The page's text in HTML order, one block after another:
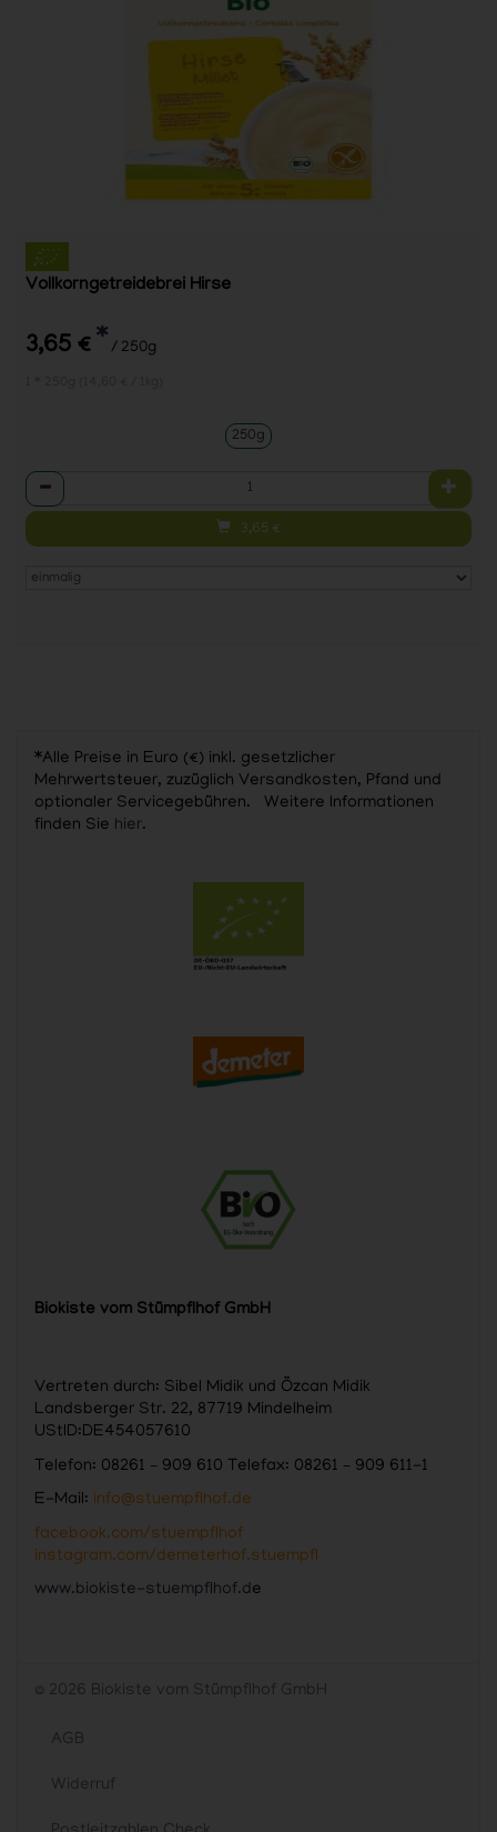
Vollkorngetreidebrei Hirse
3,65 € * / 250g
250g
Anzahl
3,65 €
*Alle Preise in Euro (€) inkl. gesetzlicher
Mehrwertsteuer, zuzüglich Versandkosten, Pfand und
optionaler Servicegebühren. Weitere Informationen
finden Sie hier.
Biokiste vom Stümpflhof GmbH
Vertreten durch: Sibel Midik und Özcan Midik
Landsberger Str. 22, 87719 Mindelheim
UStID:DE454057610
Telefon: 08261 – 909 610 Telefax: 08261 – 909 611-1
E-Mail: info@stuempflhof.de
facebook.com/stuempflhof
instagram.com/demeterhof.stuempfl
www.biokiste-stuempflhof.de
© 2026 Biokiste vom Stümpflhof GmbH
AGB
Widerruf